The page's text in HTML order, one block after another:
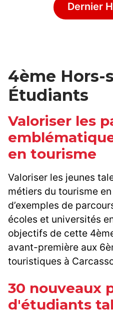
Dernier
4ème Hors-
Étudiants
Valoriser les
en tourisme
Valoriser les jeunes
métiers du tourisme
d’exemples de
écoles et universités
objectifs de cette
avant-première aux
touristiques à
30 nouveaux
d'étudiants